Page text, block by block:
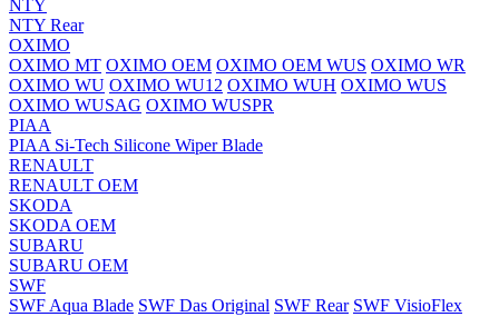
NTY
NTY Rear
OXIMO
OXIMO MT OXIMO OEM OXIMO OEM WUS OXIMO WR
OXIMO WU OXIMO WU12 OXIMO WUH OXIMO WUS
OXIMO WUSAG OXIMO WUSPR
PIAA
PIAA Si-Tech Silicone Wiper Blade
RENAULT
RENAULT OEM
SKODA
SKODA OEM
SUBARU
SUBARU OEM
SWF
SWF Aqua Blade SWF Das Original SWF Rear SWF VisioFlex